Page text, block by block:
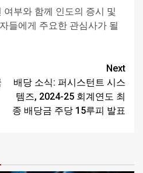
부와 함께 인도의 증시 및
들에게 주요한 관심사가 될
Next
배당 소식: 퍼시스턴트 시스
템즈, 2024-25 회계연도 최
종 배당금 주당 15루피 발표